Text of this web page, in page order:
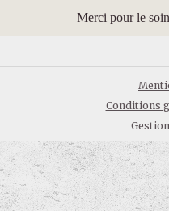
Merci pour le
Conditions